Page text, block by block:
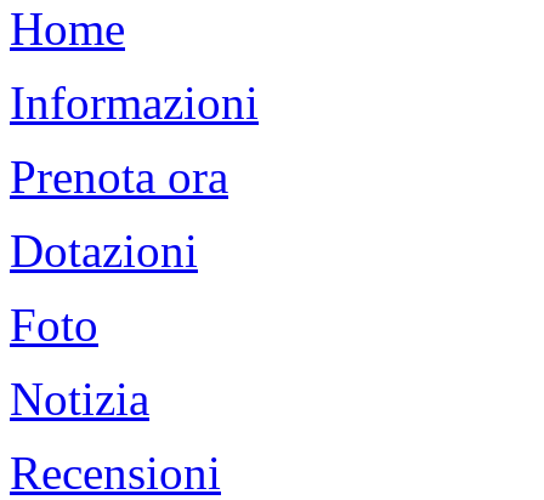
Home
Informazioni
Prenota ora
Dotazioni
Foto
Notizia
Recensioni